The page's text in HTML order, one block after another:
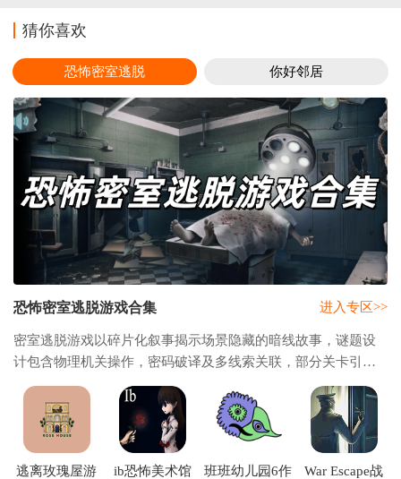
猜你喜欢
恐怖密室逃脱 你好邻居
恐怖密室逃脱游戏合集
密室逃脱游戏以碎片化叙事揭示场景隐藏的暗线故事，谜题设
计包含物理机关操作，密码破译及多线索关联，部分关卡引入
限时机制增加沉浸感，场景美术多采用低饱和度色调，结合动
态光影强化未知恐惧感，还会有恐怖的怪物
进入专区>>
逃离玫瑰屋游
ib恐怖美术馆
班班幼儿园6作
War Escape战